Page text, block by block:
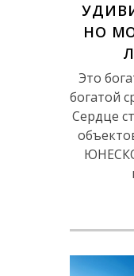
НО
Это
богатой
Сердце